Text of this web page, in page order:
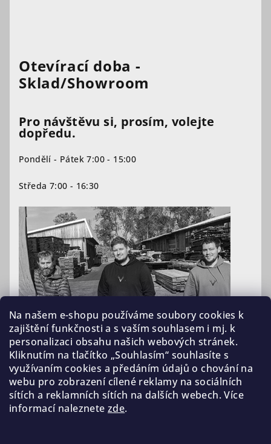
Na našem e-shopu používáme soubory cookies k
zajištění funkčnosti a s vaším souhlasem i mj. k
personalizaci obsahu našich webových stránek.
Kliknutím na tlačítko „Souhlasím“ souhlasíte s
využívaním cookies a předáním údajů o chování na
webu pro zobrazení cílené reklamy na sociálních
sítích a reklamních sítích na dalších webech. Více
informací naleznete zde.
Otevírací doba -
Sklad/Showroom
Pro návštěvu si, prosím, volejte
dopředu.
Pondělí - Pátek 7:00 - 15:00
Středa 7:00 - 16:30